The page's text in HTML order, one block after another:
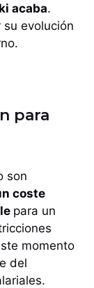
acaba.
evolución
para
son
coste
para un
momento
del